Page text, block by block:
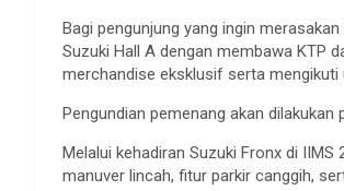
Bagi pengunjung yang ingin
Suzuki Hall A dengan membawa KTP
merchandise eksklusif serta mengikuti
Pengundian pemenang akan
Melalui kehadiran Suzuki Fronx di
manuver lincah, fitur parkir canggih,